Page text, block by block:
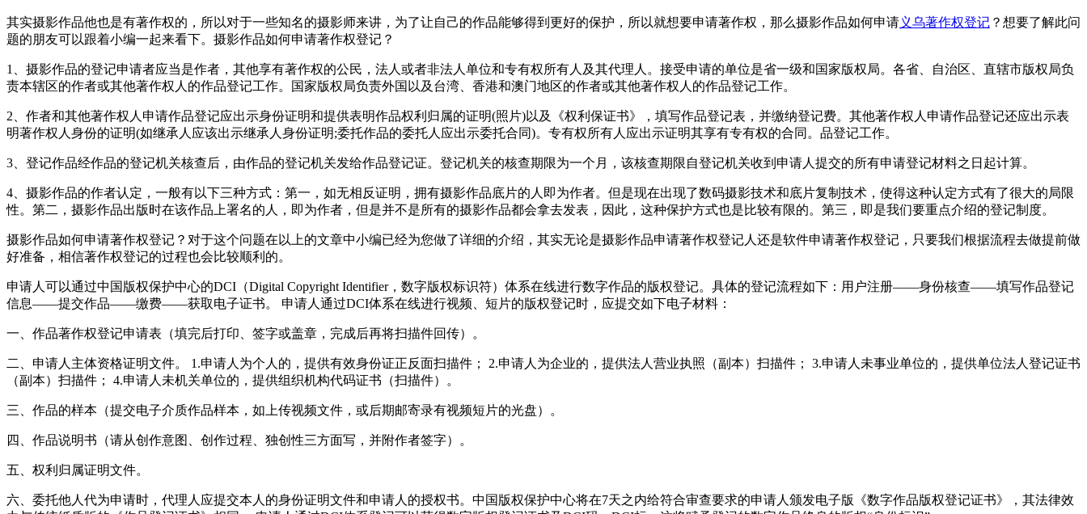
其实摄影作品他也是有著作权的，所以对于一些知名的摄影师来讲，为了让自己的作品能够得到更好的保护，所以就想要申请著作权，那么摄影作品如何申请义乌著作权登记 ？想要了解此问
题的朋友可以跟着小编一起来看下。摄影作品如何申请著作权登记？
1、摄影作品的登记申请者应当是作者，其他享有著作权的公民，法人或者非法人单位和专有权所有人及其代理人。接受申请的单位是省一级和国家版权局。各省、自治区、直辖市版权局负
责本辖区的作者或其他著作权人的作品登记工作。国家版权局负责外国以及台湾、香港和澳门地区的作者或其他著作权人的作品登记工作。
2、作者和其他著作权人申请作品登记应出示身份证明和提供表明作品权利归属的证明(照片)以及《权利保证书》，填写作品登记表，并缴纳登记费。其他著作权人申请作品登记还应出示表
明著作权人身份的证明(如继承人应该出示继承人身份证明;委托作品的委托人应出示委托合同)。专有权所有人应出示证明其享有专有权的合同。品登记工作。
3、登记作品经作品的登记机关核查后，由作品的登记机关发给作品登记证。登记机关的核查期限为一个月，该核查期限自登记机关收到申请人提交的所有申请登记材料之日起计算。
4、摄影作品的作者认定，一般有以下三种方式：第一，如无相反证明，拥有摄影作品底片的人即为作者。但是现在出现了数码摄影技术和底片复制技术，使得这种认定方式有了很大的局限
性。第二，摄影作品出版时在该作品上署名的人，即为作者，但是并不是所有的摄影作品都会拿去发表，因此，这种保护方式也是比较有限的。第三，即是我们要重点介绍的登记制度。
摄影作品如何申请著作权登记？对于这个问题在以上的文章中小编已经为您做了详细的介绍，其实无论是摄影作品申请著作权登记人还是软件申请著作权登记，只要我们根据流程去做提前做
好准备，相信著作权登记的过程也会比较顺利的。
申请人可以通过中国版权保护中心的DCI（Digital Copyright Identifier，数字版权标识符）体系在线进行数字作品的版权登记。具体的登记流程如下：用户注册——身份核查——填写作品登记
信息——提交作品——缴费——获取电子证书。 申请人通过DCI体系在线进行视频、短片的版权登记时，应提交如下电子材料：
一、作品著作权登记申请表（填完后打印、签字或盖章，完成后再将扫描件回传）。
二、申请人主体资格证明文件。 1.申请人为个人的，提供有效身份证正反面扫描件； 2.申请人为企业的，提供法人营业执照（副本）扫描件； 3.申请人未事业单位的，提供单位法人登记证书
（副本）扫描件； 4.申请人未机关单位的，提供组织机构代码证书（扫描件）。
三、作品的样本（提交电子介质作品样本，如上传视频文件，或后期邮寄录有视频短片的光盘）。
四、作品说明书（请从创作意图、创作过程、独创性三方面写，并附作者签字）。
五、权利归属证明文件。
六、委托他人代为申请时，代理人应提交本人的身份证明文件和申请人的授权书。中国版权保护中心将在7天之内给符合审查要求的申请人颁发电子版《数字作品版权登记证书》，其法律效